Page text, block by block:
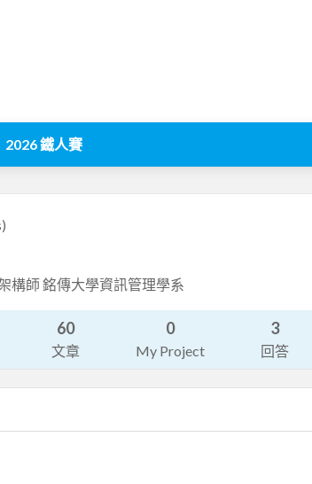
2026 鐵人賽
構師 銘傳大學資訊管理學系
60
文章
0
My Project
3
回答